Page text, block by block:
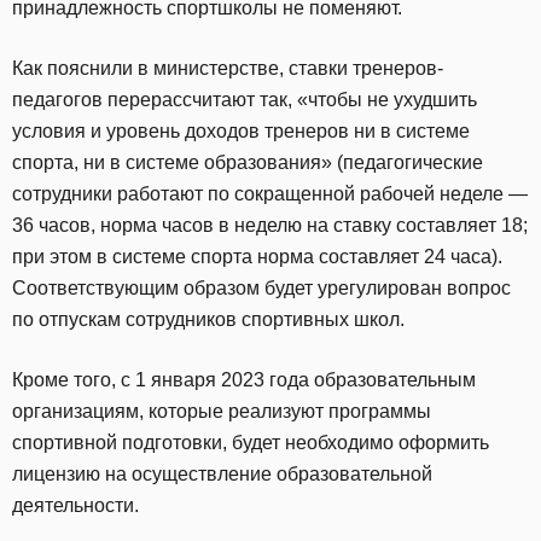
принадлежность спортшколы не поменяют.
Как пояснили в министерстве, ставки тренеров-
педагогов перерассчитают так, «чтобы не ухудшить
условия и уровень доходов тренеров ни в системе
спорта, ни в системе образования» (педагогические
сотрудники работают по сокращенной рабочей неделе —
36 часов, норма часов в неделю на ставку составляет 18;
при этом в системе спорта норма составляет 24 часа).
Соответствующим образом будет урегулирован вопрос
по отпускам сотрудников спортивных школ.
Кроме того, с 1 января 2023 года образовательным
организациям, которые реализуют программы
спортивной подготовки, будет необходимо оформить
лицензию на осуществление образовательной
деятельности.